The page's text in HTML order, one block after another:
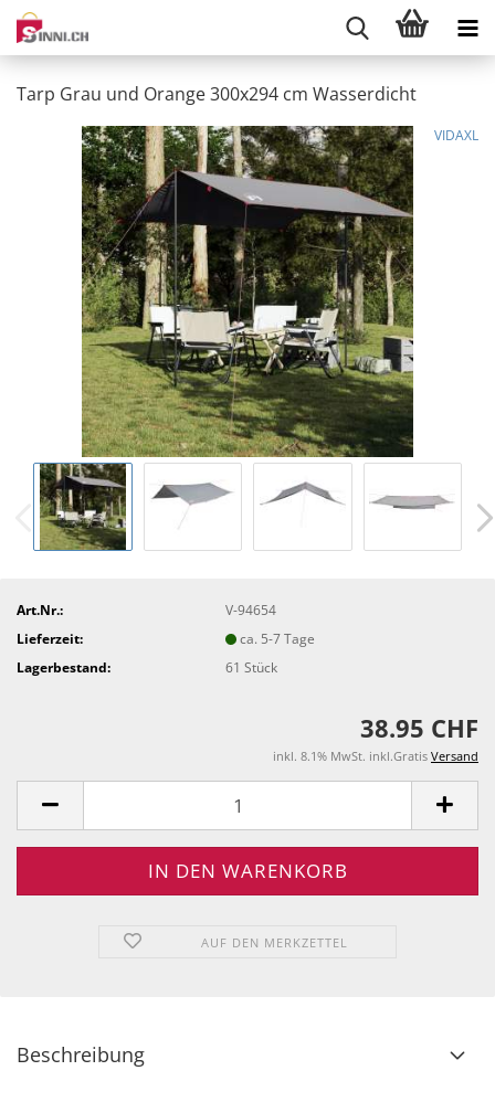
Tarp Grau und Orange 300x294 cm Wasserdicht
VIDAXL
Art.Nr.:
V-94654
Lieferzeit:
ca. 5-7 Tage
Lagerbestand:
61Stück
38.95 CHF
inkl. 8.1% MwSt. inkl.Gratis Versand
AUF DEN MERKZETTEL
Beschreibung